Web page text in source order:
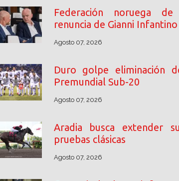
Federación noruega
renuncia de Gianni Infantino
Agosto 07, 2026
Duro golpe eliminación
Premundial Sub-20
Agosto 07, 2026
Aradia busca extender
pruebas clásicas
Agosto 07, 2026